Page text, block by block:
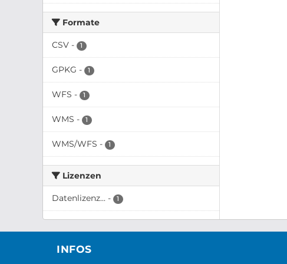
Formate
CSV - 1
GPKG - 1
WFS - 1
WMS - 1
WMS/WFS - 1
Lizenzen
Datenlizenz... - 1
INFOS